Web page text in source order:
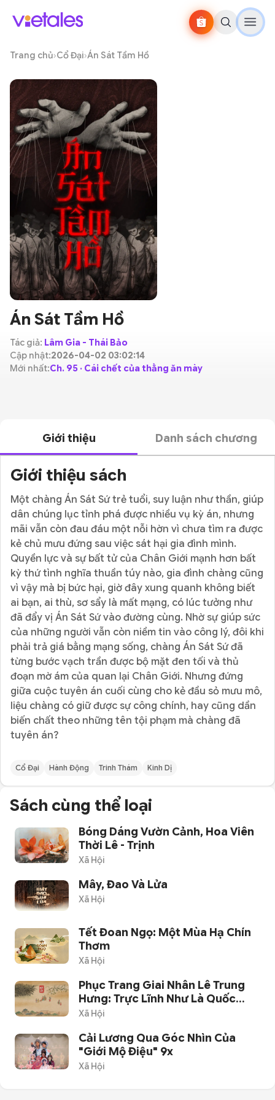
Trang chủ›Cổ Đại›Án Sát Tầm Hồ
Án Sát Tầm Hồ
Tác giả: Lâm Gia - Thái Bảo
Cập nhật:2026-04-02 03:02:14
Mới nhất:Ch. 95 · Cái chết của thằng ăn mày
Giới thiệu Danh sách chương
Giới thiệu sách
Một chàng Án Sát Sứ trẻ tuổi, suy luận như thần, giúp
dân chúng lục tỉnh phá được nhiều vụ kỳ án, nhưng
mãi vẫn còn đau đáu một nỗi hờn vì chưa tìm ra được
kẻ chủ mưu đứng sau việc sát hại gia đình mình.
Quyền lực và sự bất tử của Chân Giới mạnh hơn bất
kỳ thứ tình nghĩa thuần túy nào, gia đình chàng cũng
vì vậy mà bị bức hại, giờ đây xung quanh không biết
ai bạn, ai thù, sơ sẩy là mất mạng, có lúc tưởng như
đã đẩy vị Án Sát Sứ vào đường cùng. Nhờ sự giúp sức
của những người vẫn còn niềm tin vào công lý, đôi khi
phải trả giá bằng mạng sống, chàng Án Sát Sứ đã
từng bước vạch trần được bộ mặt đen tối và thủ
đoạn mờ ám của quan lại Chân Giới. Nhưng đứng
giữa cuộc tuyên án cuối cùng cho kẻ đầu sỏ mưu mô,
liệu chàng có giữ được sự công chính, hay cũng dần
biến chất theo những tên tội phạm mà chàng đã
tuyên án?
Cổ Đại Hành Động Trinh Thám Kinh Dị
Sách cùng thể loại
Bóng Dáng Vườn Cảnh, Hoa Viên
Thời Lê - Trịnh
Xã Hội
Mây, Đao Và Lửa
Xã Hội
Tết Đoan Ngọ: Một Mùa Hạ Chín
Thơm
Xã Hội
Phục Trang Giai Nhân Lê Trung
Hưng: Trực Lĩnh Như Là Quốc
Phục
Xã Hội
Cải Lương Qua Góc Nhìn Của
"giới Mộ Điệu" 9x
Xã Hội